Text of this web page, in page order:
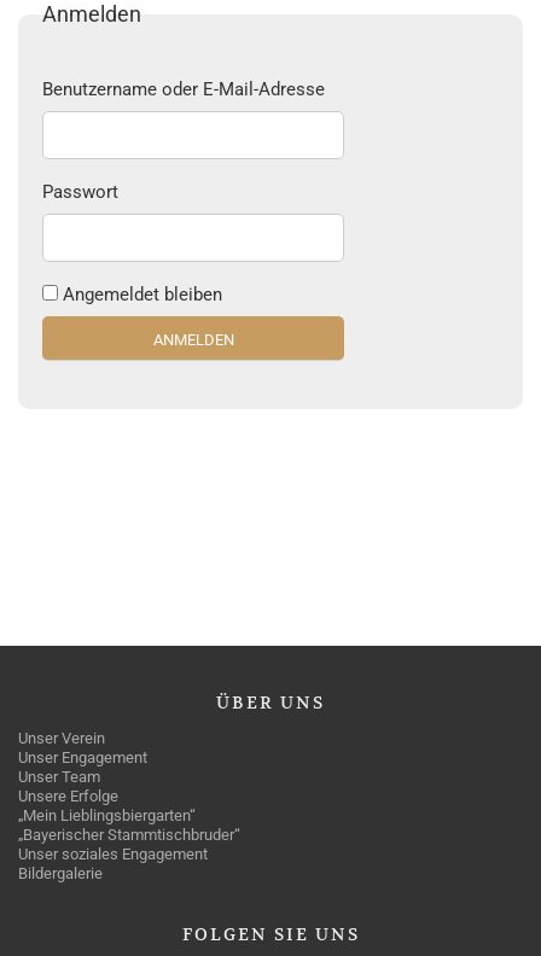
Anmelden
Benutzername oder E-Mail-Adresse
Passwort
Angemeldet bleiben
ÜBER UNS
Unser Verein
Unser Engagement
Unser Team
Unsere Erfolge
„Mein Lieblingsbiergarten“
„Bayerischer Stammtischbruder“
Unser soziales Engagement
Bildergalerie
FOLGEN SIE UNS